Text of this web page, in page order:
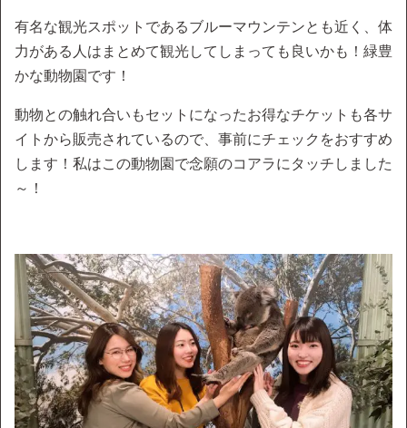
有名な観光スポットであるブルーマウンテンとも近く、体
力がある人はまとめて観光してしまっても良いかも！緑豊
かな動物園です！
動物との触れ合いもセットになったお得なチケットも各サ
イトから販売されているので、事前にチェックをおすすめ
します！私はこの動物園で念願のコアラにタッチしました
～！